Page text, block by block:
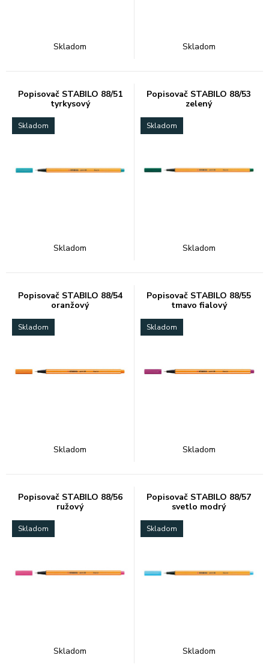
Skladom Skladom
Popisovač STABILO 88/51
tyrkysový
Skladom
Skladom
Popisovač STABILO 88/53
zelený
Skladom
Skladom
Popisovač STABILO 88/54
oranžový
Skladom
Skladom
Popisovač STABILO 88/55
tmavo fialový
Skladom
Skladom
Popisovač STABILO 88/56
ružový
Skladom
Skladom
Popisovač STABILO 88/57
svetlo modrý
Skladom
Skladom